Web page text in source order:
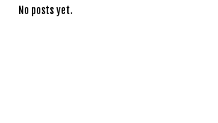
No posts yet.